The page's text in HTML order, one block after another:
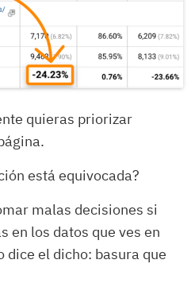
quieras priorizar
está equivocada?
malas decisiones si
en los datos que ves en
dice el dicho: basura que